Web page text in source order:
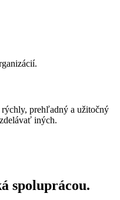
prehľadný a užitočný
iných.
spoluprácou.